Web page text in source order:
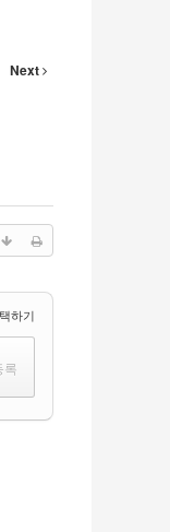
Next
하기